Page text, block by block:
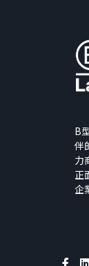
B
伴
力
正
企